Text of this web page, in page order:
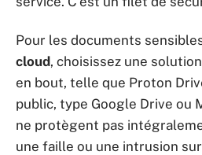
Pour les documents
cloud, choisissez une
en bout, telle que Proton
public, type Google Drive ou
ne protègent pas
une faille ou une intrusion